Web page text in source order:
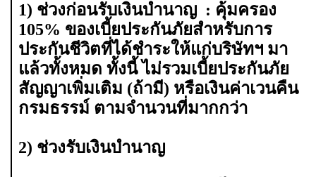
1) ช่วงก่อนรับเงินบำนาญ : คุ้มครอง
105% ของเบี้ยประกันภัยสำหรับการ
ประกันชีวิตที่ได้ชำระให้แก่บริษัทฯ มา
แล้วทั้งหมด ทั้งนี้ ไม่รวมเบี้ยประกันภัย
สัญญาเพิ่มเติม (ถ้ามี) หรือเงินค่าเวนคืน
กรมธรรม์ ตามจำนวนที่มากกว่า
2) ช่วงรับเงินบำนาญ